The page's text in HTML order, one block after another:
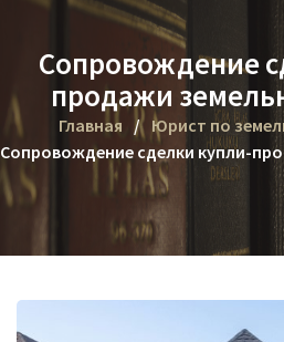
Сопровождение
продажи
Главная
Юрист по
Сопровождение сделки купли-